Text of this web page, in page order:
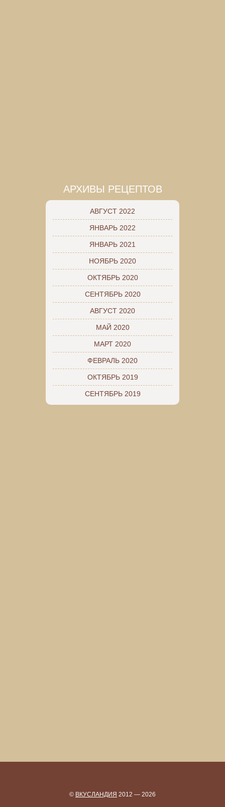
АРХИВЫ РЕЦЕПТОВ
АВГУСТ 2022
ЯНВАРЬ 2022
ЯНВАРЬ 2021
НОЯБРЬ 2020
ОКТЯБРЬ 2020
СЕНТЯБРЬ 2020
АВГУСТ 2020
МАЙ 2020
МАРТ 2020
ФЕВРАЛЬ 2020
ОКТЯБРЬ 2019
СЕНТЯБРЬ 2019
© ВКУСЛАНДИЯ 2012 — 2026